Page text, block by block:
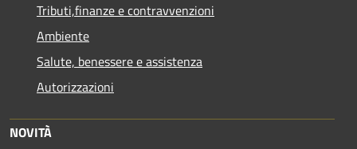
Tributi,finanze e contravvenzioni
Ambiente
Salute, benessere e assistenza
Autorizzazioni
NOVITÀ